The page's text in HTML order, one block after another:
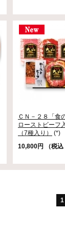
ＣＮ－２８「食
ローストビーフ
（7種入り）
(*)
10,800円 （税込
1